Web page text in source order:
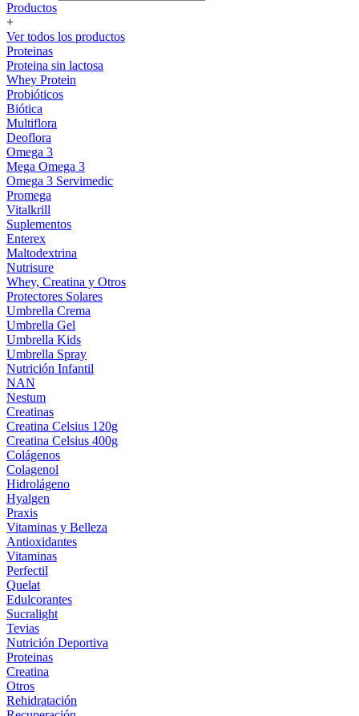
Productos
+
Ver todos los productos
Proteinas
Proteina sin lactosa
Whey Protein
Probióticos
Biótica
Multiflora
Deoflora
Omega 3
Mega Omega 3
Omega 3 Servimedic
Promega
Vitalkrill
Suplementos
Enterex
Maltodextrina
Nutrisure
Whey, Creatina y Otros
Protectores Solares
Umbrella Crema
Umbrella Gel
Umbrella Kids
Umbrella Spray
Nutrición Infantil
NAN
Nestum
Creatinas
Creatina Celsius 120g
Creatina Celsius 400g
Colágenos
Colagenol
Hidrolágeno
Hyalgen
Praxis
Vitaminas y Belleza
Antioxidantes
Vitaminas
Perfectil
Quelat
Edulcorantes
Sucralight
Tevias
Nutrición Deportiva
Proteinas
Creatina
Otros
Rehidratación